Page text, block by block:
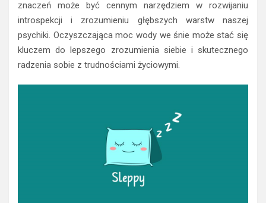
znaczeń może być cennym narzędziem w rozwijaniu
introspekcji i zrozumieniu głębszych warstw naszej
psychiki. Oczyszczająca moc wody we śnie może stać się
kluczem do lepszego zrozumienia siebie i skutecznego
radzenia sobie z trudnościami życiowymi.